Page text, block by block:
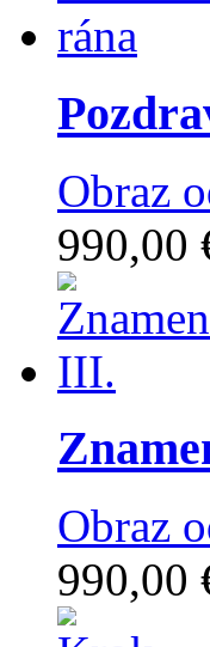
Obraz
990,00
Obraz
990,00